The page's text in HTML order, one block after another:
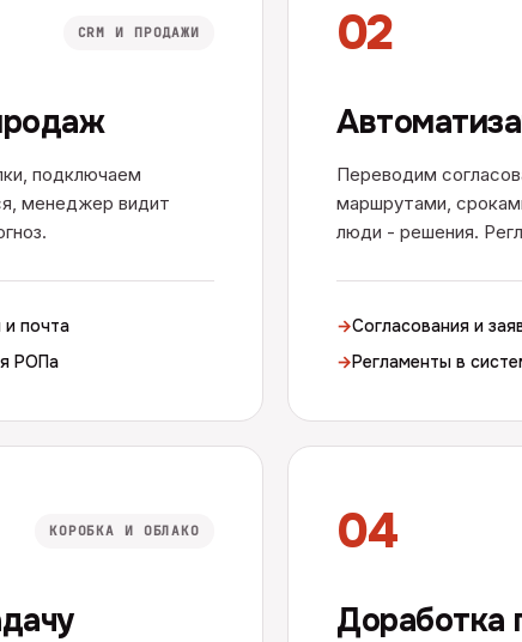
CRM И ПРОДАЖИ
подключаем
менеджер видит
и почта
РОПа
02
Переводим
маршрутами,
люди - решения.
→Согласования и
→Регламенты в
КОРОБКА И ОБЛАКО 04
Доработка